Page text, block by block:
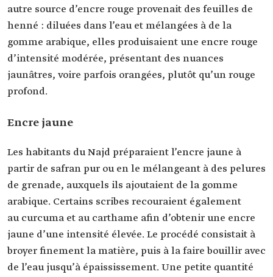
autre source d’encre rouge provenait des feuilles de
henné : diluées dans l’eau et mélangées à de la
gomme arabique, elles produisaient une encre rouge
d’intensité modérée, présentant des nuances
jaunâtres, voire parfois orangées, plutôt qu’un rouge
profond.
Encre jaune
Les habitants du Najd préparaient l’encre jaune à
partir de safran pur ou en le mélangeant à des pelures
de grenade, auxquels ils ajoutaient de la gomme
arabique. Certains scribes recouraient également
au curcuma et au carthame afin d’obtenir une encre
jaune d’une intensité élevée. Le procédé consistait à
broyer finement la matière, puis à la faire bouillir avec
de l’eau jusqu’à épaississement. Une petite quantité